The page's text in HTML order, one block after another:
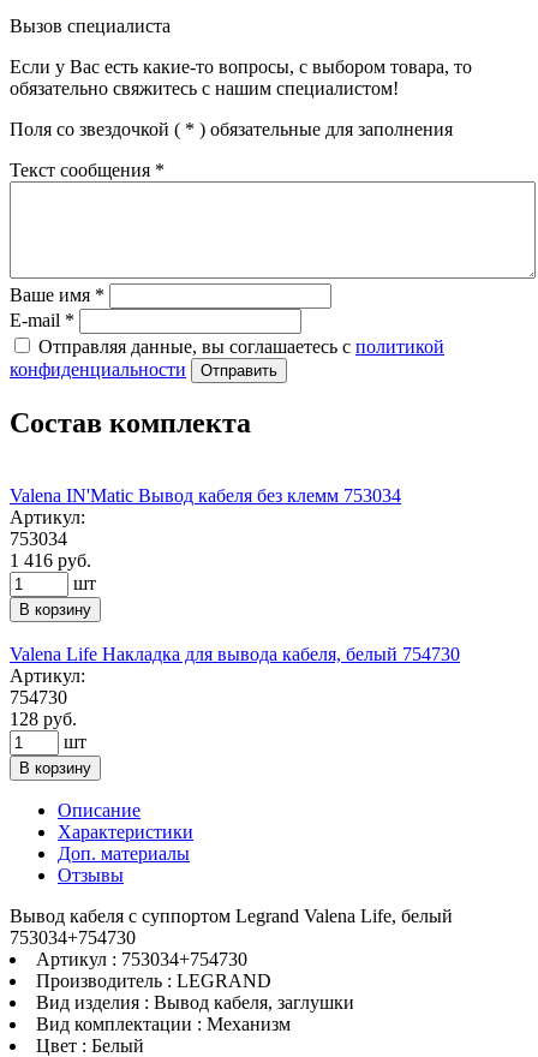
Вызов специалиста
Если у Вас есть какие-то вопросы, с выбором товара, то
обязательно свяжитесь с нашим специалистом!
Поля со звездочкой ( * ) обязательные для заполнения
Текст сообщения *
Ваше имя *
E-mail *
Отправляя данные, вы соглашаетесь с политикой
конфиденциальности
Отправить
Состав комплекта
Valena IN'Matic Вывод кабеля без клемм 753034
Артикул:
753034
1 416 руб.
шт
В корзину
Valena Life Накладка для вывода кабеля, белый 754730
Артикул:
754730
128 руб.
шт
В корзину
Описание
Характеристики
Доп. материалы
Отзывы
Вывод кабеля с суппортом Legrand Valena Life, белый
753034+754730
Артикул : 753034+754730
Производитель : LEGRAND
Вид изделия : Вывод кабеля, заглушки
Вид комплектации : Механизм
Цвет : Белый